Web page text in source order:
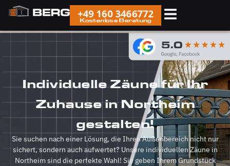
+49 160 3466772
Kostenlose Beratung
Individuelle Zäune für Ihr
Zuhause in Northeim
gestalten!
Sie suchen nach einer Lösung, die Ihren Außenbereich nicht nur
sichert, sondern auch aufwertet? Unsere individuellen Zäune in
Northeim sind die perfekte Wahl! Sie geben Ihrem Grundstück